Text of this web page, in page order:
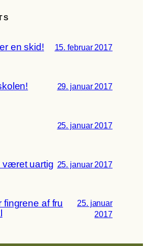
en skid! 15. februar 2017
29. januar 2017
25. januar 2017
været uartig 25. januar 2017
fingrene af fru
25. januar
2017